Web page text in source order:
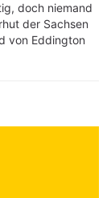
doch niemand
der Sachsen
von Eddington